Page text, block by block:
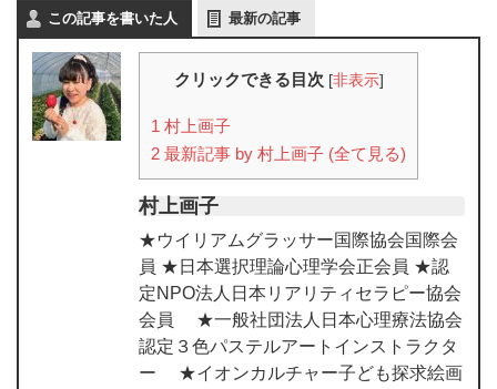
この記事を書いた人 最新の記事
クリックできる目次 [非表示]
1 村上画子
2 最新記事 by 村上画子 (全て見る)
村上画子
★ウイリアムグラッサー国際協会国際会
員 ★日本選択理論心理学会正会員 ★認
定NPO法人日本リアリティセラピー協会
会員 ★一般社団法人日本心理療法協会
認定３色パステルアートインストラクタ
ー ★イオンカルチャー子ども探求絵画